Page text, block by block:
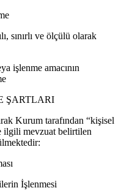
sınırlı ve ölçülü olarak
işlenme amacının
ŞARTLARI
Kurum tarafından “kişisel
mevzuat belirtilen
İşlenmesi